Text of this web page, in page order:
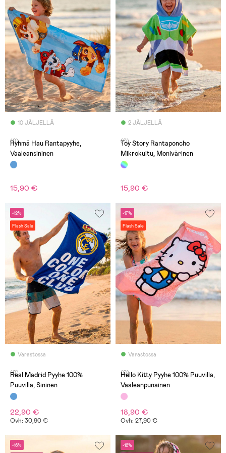
10 JÄLJELLÄ
(0)
Ryhmä Hau Rantapyyhe,
Vaaleansininen
15,90 €
2 JÄLJELLÄ
(0)
Toy Story Rantaponcho
Mikrokuitu, Monivärinen
15,90 €
-12%
Flash Sale
Varastossa
(0)
Real Madrid Pyyhe 100%
Puuvilla, Sininen
22,90 €
Ovh: 30,90 €
-17%
Flash Sale
Varastossa
(0)
Hello Kitty Pyyhe 100% Puuvilla,
Vaaleanpunainen
18,90 €
Ovh: 27,90 €
-16% -16%